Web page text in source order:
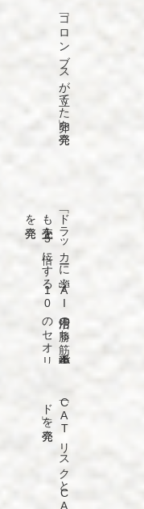
「コロンブスが立てた卵」を発売
「ド
ラ
ッ
カ
ーに
学ぶ
A
I
活用の
勝ち
筋
中小企業で
も
売上を
5
倍に
す
る
1
0
の
セ
オ
リ
ー」
を
発売
「C
A
T
リ
ス
ク
と
C
A
T
ボ
ン
ド
」を
発売